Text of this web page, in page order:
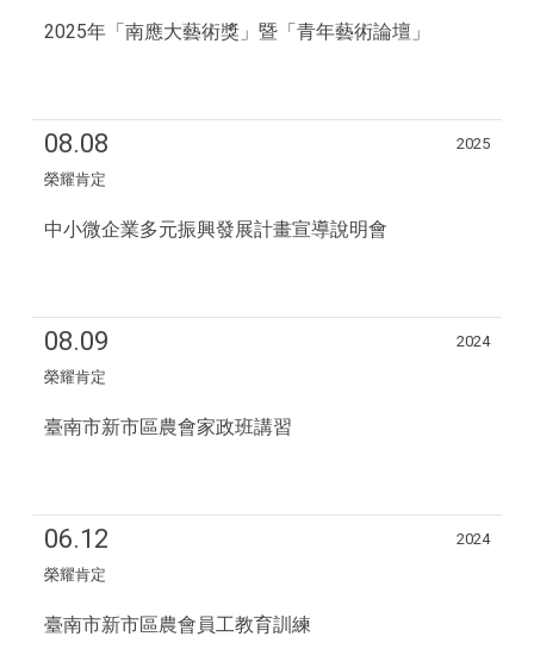
2025年「南應大藝術獎」暨「青年藝術論壇」
08.08
2025
榮耀肯定
中小微企業多元振興發展計畫宣導說明會
08.09
2024
榮耀肯定
臺南市新市區農會家政班講習
06.12
2024
榮耀肯定
臺南市新市區農會員工教育訓練